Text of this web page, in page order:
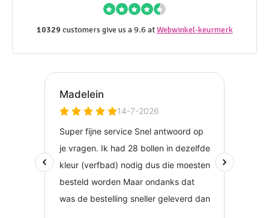
10329 customers give us a 9.6 atWebwinkel-keurmerk